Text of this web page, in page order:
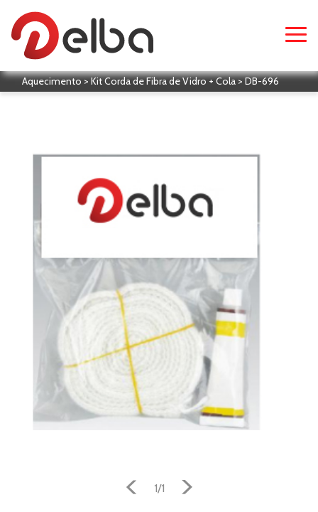
Aquecimento
Aquecimento > Kit Corda de Fibra de Vidro + Cola > DB-696
1/1